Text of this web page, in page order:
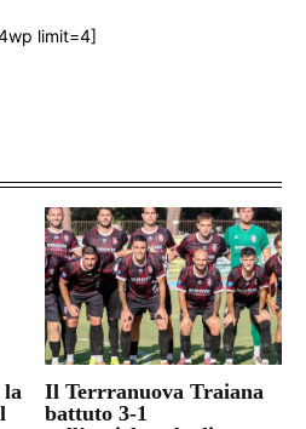
la
Il Terrranuova Traiana
battuto 3-1
limit=4]